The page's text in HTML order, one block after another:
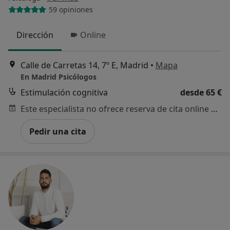
59 opiniones
Dirección Online
Calle de Carretas 14, 7º E, Madrid • Mapa
En Madrid Psicólogos
Estimulación cognitiva
desde 65 €
Este especialista no ofrece reserva de cita online en esta dirección.
Pedir una cita